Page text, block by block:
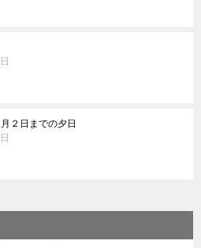
２日までの夕日